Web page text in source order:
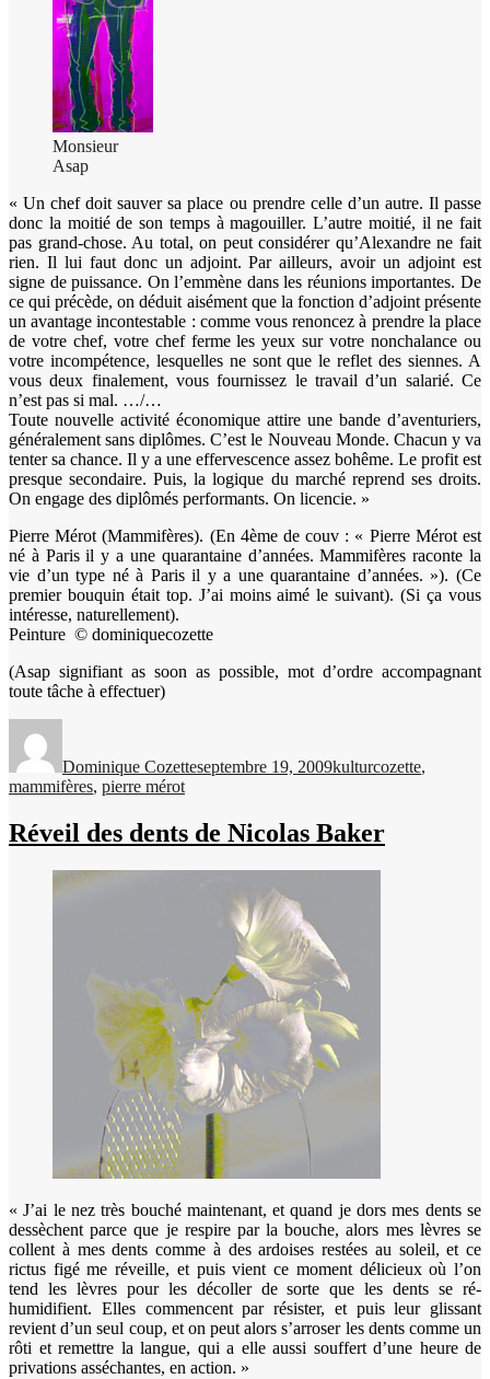
Monsieur
Asap
« Un chef doit sauver sa place ou prendre celle d’un autre. Il passe
donc la moitié de son temps à magouiller. L’autre moitié, il ne fait
pas grand-chose. Au total, on peut considérer qu’Alexandre ne fait
rien. Il lui faut donc un adjoint. Par ailleurs, avoir un adjoint est
signe de puissance. On l’emmène dans les réunions importantes. De
ce qui précède, on déduit aisément que la fonction d’adjoint présente
un avantage incontestable : comme vous renoncez à prendre la place
de votre chef, votre chef ferme les yeux sur votre nonchalance ou
votre incompétence, lesquelles ne sont que le reflet des siennes. A
vous deux finalement, vous fournissez le travail d’un salarié. Ce
n’est pas si mal. …/…
Toute nouvelle activité économique attire une bande d’aventuriers,
généralement sans diplômes. C’est le Nouveau Monde. Chacun y va
tenter sa chance. Il y a une effervescence assez bohême. Le profit est
presque secondaire. Puis, la logique du marché reprend ses droits.
On engage des diplômés performants. On licencie. »
Pierre Mérot (Mammifères). (En 4ème de couv : « Pierre Mérot est
né à Paris il y a une quarantaine d’années. Mammifères raconte la
vie d’un type né à Paris il y a une quarantaine d’années. »). (Ce
premier bouquin était top. J’ai moins aimé le suivant). (Si ça vous
intéresse, naturellement).
Peinture © dominiquecozette
(Asap signifiant as soon as possible, mot d’ordre accompagnant
toute tâche à effectuer)
Dominique Cozetteseptembre 19, 2009kulturcozette,
mammifères, pierre mérot
Réveil des dents de Nicolas Baker
« J’ai le nez très bouché maintenant, et quand je dors mes dents se
dessèchent parce que je respire par la bouche, alors mes lèvres se
collent à mes dents comme à des ardoises restées au soleil, et ce
rictus figé me réveille, et puis vient ce moment délicieux où l’on
tend les lèvres pour les décoller de sorte que les dents se ré-
humidifient. Elles commencent par résister, et puis leur glissant
revient d’un seul coup, et on peut alors s’arroser les dents comme un
rôti et remettre la langue, qui a elle aussi souffert d’une heure de
privations asséchantes, en action. »